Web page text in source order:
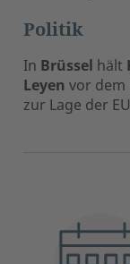
Politik
In Brüssel hält
Leyen vor dem
zur Lage der